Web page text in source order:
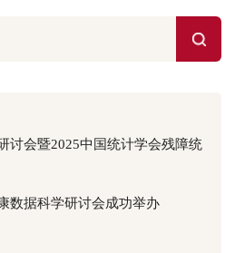
讨会暨2025中国统计学会残障统
数据科学研讨会成功举办